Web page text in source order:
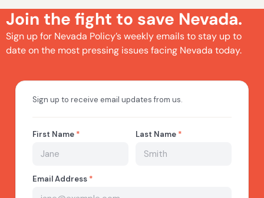
Join the fight to save Nevada.
Sign up for Nevada Policy’s weekly emails to stay up to
date on the most pressing issues facing Nevada today.